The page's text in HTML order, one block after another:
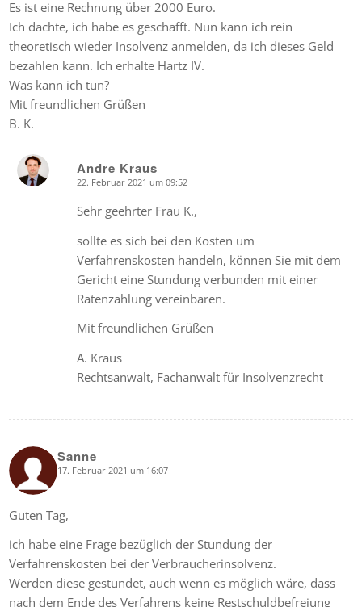
Es ist eine Rechnung über 2000 Euro.
Ich dachte, ich habe es geschafft. Nun kann ich rein
theoretisch wieder Insolvenz anmelden, da ich dieses Geld
bezahlen kann. Ich erhalte Hartz IV.
Was kann ich tun?
Mit freundlichen Grüßen
B. K.
Andre Kraus
22. Februar 2021 um 09:52
Sehr geehrter Frau K.,
sollte es sich bei den Kosten um
Verfahrenskosten handeln, können Sie mit dem
Gericht eine Stundung verbunden mit einer
Ratenzahlung vereinbaren.
Mit freundlichen Grüßen
A. Kraus
Rechtsanwalt, Fachanwalt für Insolvenzrecht
Sanne
says: 17. Februar 2021 um 16:07
Guten Tag,
ich habe eine Frage bezüglich der Stundung der
Verfahrenskosten bei der Verbraucherinsolvenz.
Werden diese gestundet, auch wenn es möglich wäre, dass
nach dem Ende des Verfahrens keine Restschuldbefreiung